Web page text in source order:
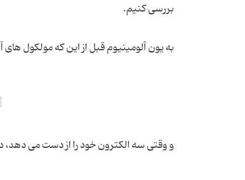
بررسی کنیم.
به یون آلومینیوم قبل از این که مولکول های
و وقتی سه الکترون خود را از دست می دهد،